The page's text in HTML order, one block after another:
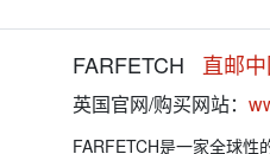
FARFETCH 直邮
英国官网/购买网站：
FARFETCH是一家全球性